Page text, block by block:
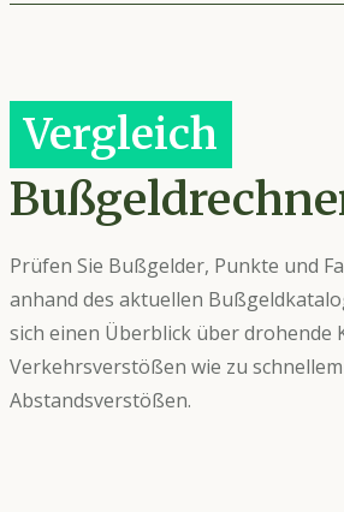
Vergleich
Prüfen Sie Bußgelder, Punkte und
anhand des aktuellen
sich einen Überblick über drohende
Verkehrsverstößen wie zu
Abstandsverstößen.